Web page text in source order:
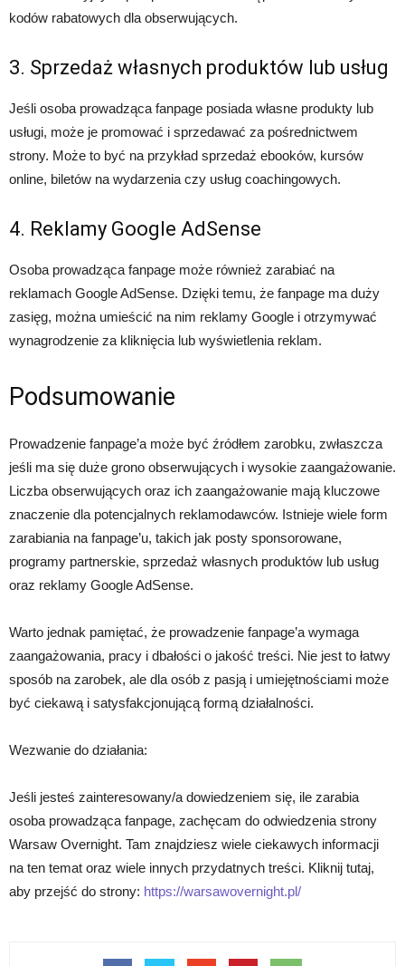
kodów rabatowych dla obserwujących.
3. Sprzedaż własnych produktów lub usług
Jeśli osoba prowadząca fanpage posiada własne produkty lub
usługi, może je promować i sprzedawać za pośrednictwem
strony. Może to być na przykład sprzedaż ebooków, kursów
online, biletów na wydarzenia czy usług coachingowych.
4. Reklamy Google AdSense
Osoba prowadząca fanpage może również zarabiać na
reklamach Google AdSense. Dzięki temu, że fanpage ma duży
zasięg, można umieścić na nim reklamy Google i otrzymywać
wynagrodzenie za kliknięcia lub wyświetlenia reklam.
Podsumowanie
Prowadzenie fanpage’a może być źródłem zarobku, zwłaszcza
jeśli ma się duże grono obserwujących i wysokie zaangażowanie.
Liczba obserwujących oraz ich zaangażowanie mają kluczowe
znaczenie dla potencjalnych reklamodawców. Istnieje wiele form
zarabiania na fanpage’u, takich jak posty sponsorowane,
programy partnerskie, sprzedaż własnych produktów lub usług
oraz reklamy Google AdSense.
Warto jednak pamiętać, że prowadzenie fanpage’a wymaga
zaangażowania, pracy i dbałości o jakość treści. Nie jest to łatwy
sposób na zarobek, ale dla osób z pasją i umiejętnościami może
być ciekawą i satysfakcjonującą formą działalności.
Wezwanie do działania:
Jeśli jesteś zainteresowany/a dowiedzeniem się, ile zarabia
osoba prowadząca fanpage, zachęcam do odwiedzenia strony
Warsaw Overnight. Tam znajdziesz wiele ciekawych informacji
na ten temat oraz wiele innych przydatnych treści. Kliknij tutaj,
aby przejść do strony: https://warsawovernight.pl/